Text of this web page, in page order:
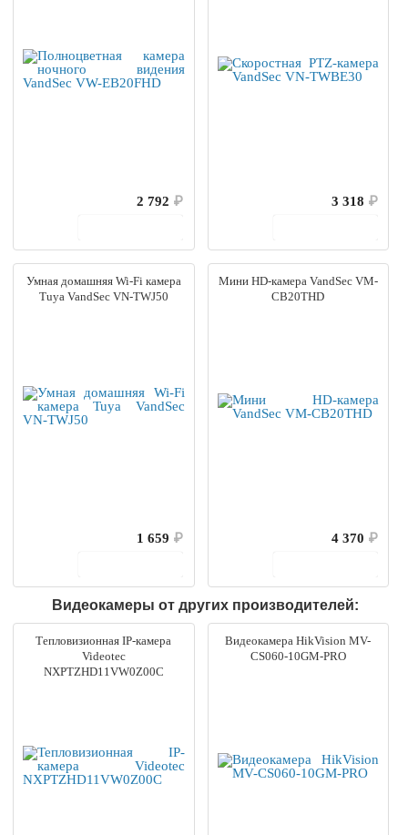
2 792 ₽
3 318 ₽
Умная домашняя Wi-Fi камера
Tuya VandSec VN-TWJ50
1 659 ₽
Мини HD-камера VandSec VM-
CB20THD
4 370 ₽
Видеокамеры от других производителей:
Тепловизионная IP-камера
Videotec
NXPTZHD11VW0Z00C
Видеокамера HikVision MV-
CS060-10GM-PRO